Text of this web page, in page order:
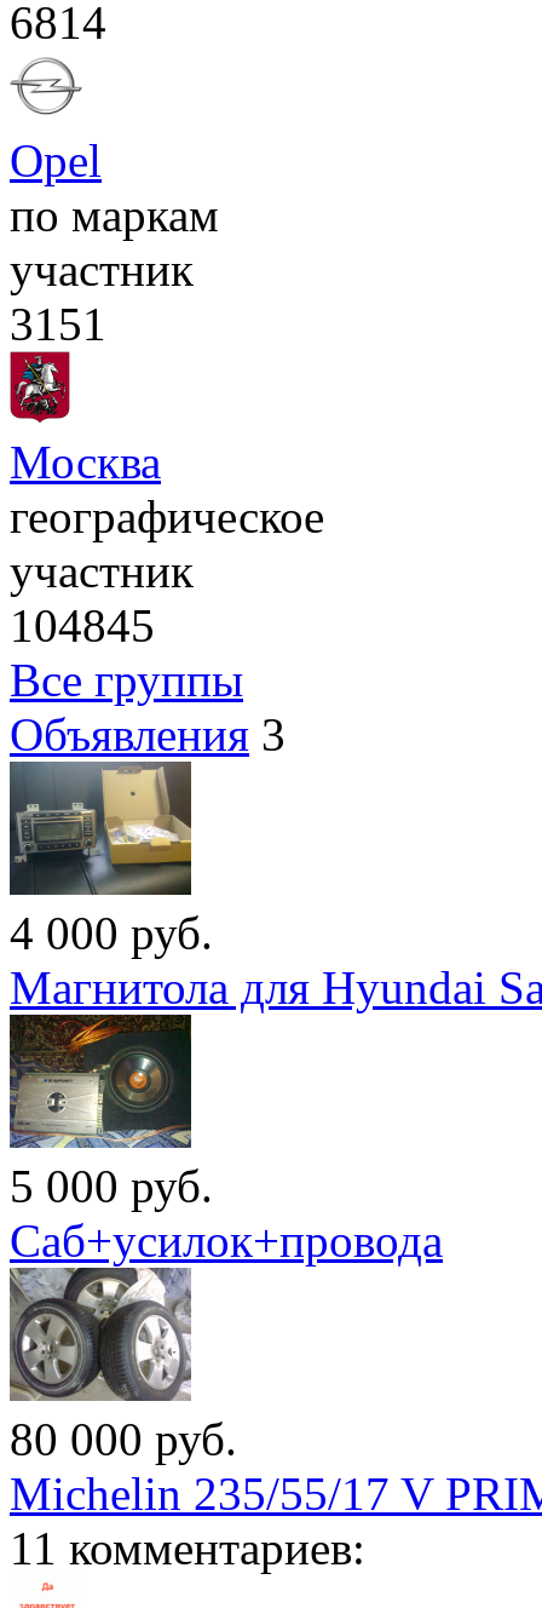
6814
Opel
по маркам
участник
3151
Москва
географическое
участник
104845
Все группы
Объявления 3
4 000 руб.
Магнитола для Hyundai
5 000 руб.
Саб+усилок+провода
80 000 руб.
Michelin 235/55/17 V
11 комментариев: